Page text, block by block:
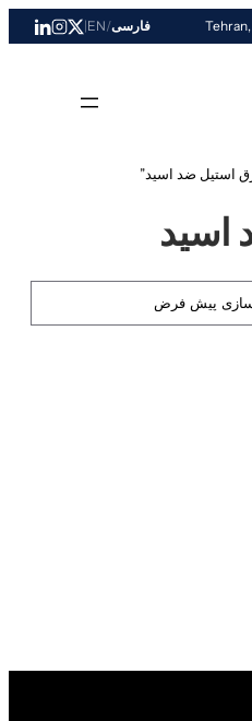
فارسی/
EN
|
استیل ضد اسید”
اسید